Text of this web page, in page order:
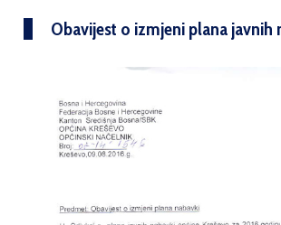
Obavijest o izmjeni plana javnih